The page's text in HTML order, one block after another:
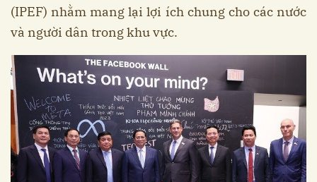
(IPEF) nhằm mang lại lợi ích chung cho các nước
và người dân trong khu vực.